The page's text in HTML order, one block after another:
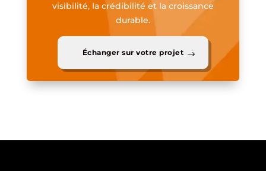
visibilité, la crédibilité et la croissance
durable.
Échanger sur votre projet